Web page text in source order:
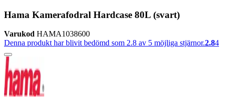
Hama Kamerafodral Hardcase 80L (svart)
Varukod HAMA1038600
Denna produkt har blivit bedömd som 2.8 av 5 möjliga stjärnor.2.84